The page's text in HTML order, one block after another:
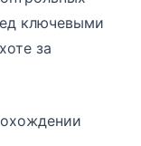
ключевыми
за